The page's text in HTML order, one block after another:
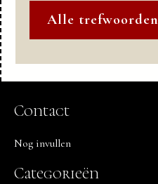
Alle trefwoorden
Contact
Nog invullen
Categorieën